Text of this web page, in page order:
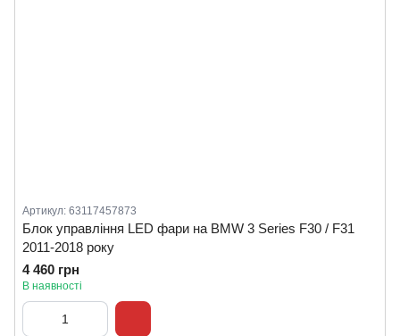
Артикул: 63117457873
Блок управління LED фари на BMW 3 Series F30 / F31
2011-2018 року
4 460 грн
В наявності